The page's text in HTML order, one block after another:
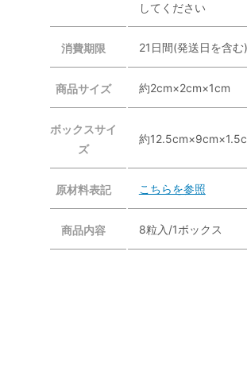
してください
消費期限 21日間(発送日を含む)
商品サイズ 約2cm×2cm×1cm
ボックスサイ
ズ
約
原材料表記 こちらを参照
商品内容 8粒入/1ボックス